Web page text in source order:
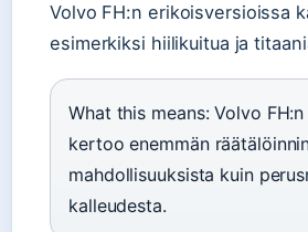
Volvo FH:n erikoisversioissa
esimerkiksi hiilikuitua ja
What this means: Volvo
kertoo enemmän
mahdollisuuksista kuin
kalleudesta.